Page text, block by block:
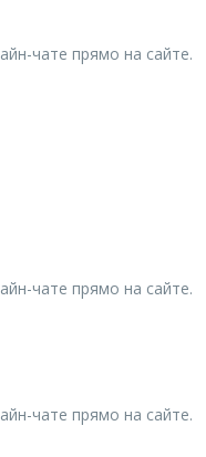
чате прямо на сайте.
чате прямо на сайте.
чате прямо на сайте.